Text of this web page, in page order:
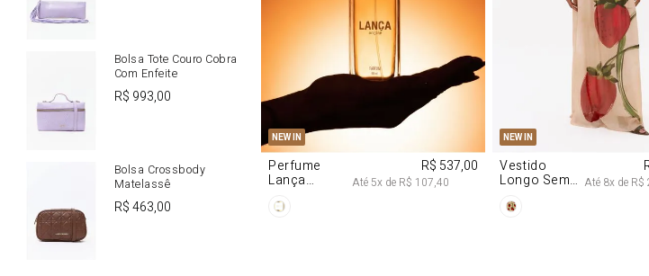
Bolsa Tote Couro Cobra
Com Enfeite
R$ 993,00
Bolsa Crossbody
Matelassê
R$463,00
NEW IN
U
Perfume
Lança
R$ 537,00
Até 5x de R$ 107,40
NEW IN
M G
Vestido
Longo Sem
Chiffon
Até 8x de R$